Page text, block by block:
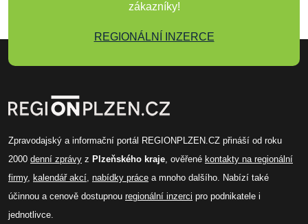
zákazníky!
REGIONÁLNÍ INZERCE
Zpravodajský a informační portál REGIONPLZEN.CZ přináší od roku
2000 denní zprávy z Plzeňského kraje, ověřené kontakty na regionální
firmy, kalendář akcí, nabídky práce a mnoho dalšího. Nabízí také
účinnou a cenově dostupnou regionální inzerci pro podnikatele i
jednotlivce.